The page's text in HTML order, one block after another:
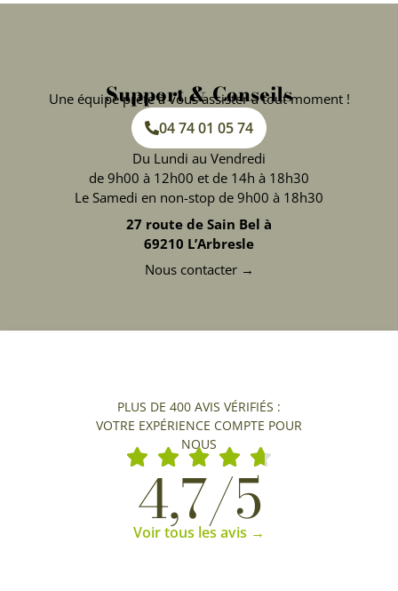
Support & Conseils
Une équipe prête à vous assister à tout moment !
04 74 01 05 74
Du Lundi au Vendredi
de 9h00 à 12h00 et de 14h à 18h30
Le Samedi en non-stop de 9h00 à 18h30
27 route de Sain Bel à
69210 L’Arbresle
Nous contacter →
PLUS DE 400 AVIS VÉRIFIÉS :
VOTRE EXPÉRIENCE COMPTE POUR
NOUS
4,7/5
Voir tous les avis →